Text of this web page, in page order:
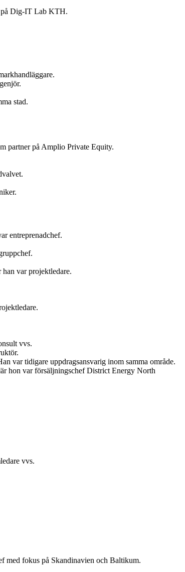
på Dig-IT Lab KTH.
stad.
partner på Amplio Private Equity.
entreprenadchef.
var projektledare.
vvs.
var tidigare uppdragsansvarig inom samma område.
hon var försäljningschef District Energy North
vvs.
med fokus på Skandinavien och Baltikum.